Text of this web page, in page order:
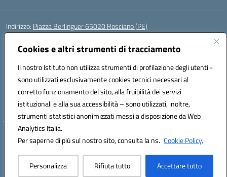
Cookies e altri strumenti di tracciamento
Il nostro Istituto non utilizza strumenti di profilazione degli utenti -
sono utilizzati esclusivamente cookies tecnici necessari al
corretto funzionamento del sito, alla fruibilità dei servizi
istituzionali e alla sua accessibilità – sono utilizzati, inoltre,
strumenti statistici anonimizzati messi a disposizione da Web
Analytics Italia.
Per saperne di più sul nostro sito, consulta la ns. Cookie Policy.
Personalizza Rifiuta tutto Accettare tutto
Indirizzo: Piazza Berlinguer 65020 Rosciano (PE)
Centralino:
Posta elettronica certificata (PEC):PEIC819009@pec.istruzione.it
Codice fiscale: 91100520682
Codice meccanografico:PEIC819009
Codice Indice delle Pubbliche Amministrazioni (IPA): istsc_peic819009
Codice unico di fatturazione (CUF): UFR5S0
Hosting & Powered by 3D Solution S.r.l.
Concept & Design by Designers Italia